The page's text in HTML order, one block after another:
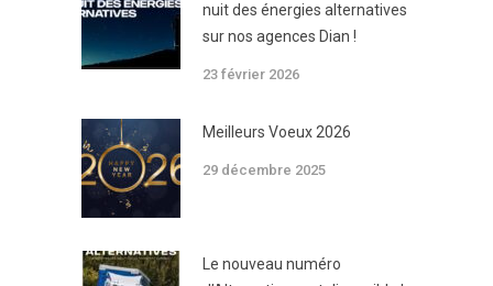
nuit des énergies alternatives
sur nos agences Dian !
23 février 2026
Meilleurs Voeux 2026
29 décembre 2025
Le nouveau numéro